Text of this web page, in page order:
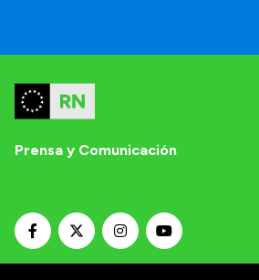
Prensa y Comunicación